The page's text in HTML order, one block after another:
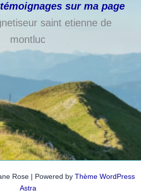
sur ma page
saint etienne de
montluc
Rose | Powered by Thème WordPress
Astra